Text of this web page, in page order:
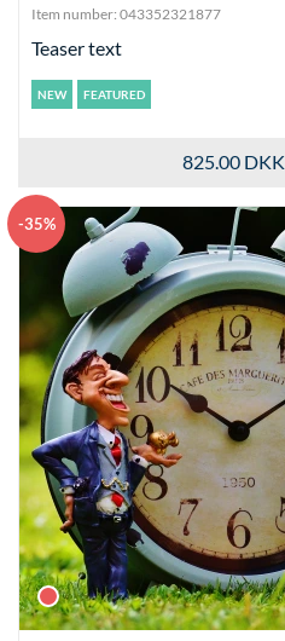
Item number: 043352321877
Teaser text
NEW FEATURED
825.00 DKK
-35%